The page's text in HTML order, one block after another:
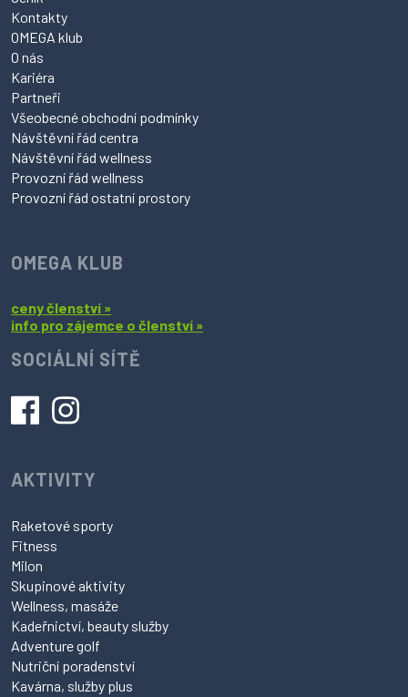
Kontakty
OMEGA klub
O nás
Kariéra
Partneři
Všeobecné obchodní podmínky
Návštěvní řád centra
Návštěvní řád wellness
Provozní řád wellness
Provozní řád ostatní prostory
OMEGA KLUB
ceny členství »
info pro zájemce o členství »
SOCIÁLNÍ SÍTĚ
AKTIVITY
Raketové sporty
Fitness
Milon
Skupinové aktivity
Wellness, masáže
Kadeřnictví, beauty služby
Adventure golf
Nutriční poradenství
Kavárna, služby plus